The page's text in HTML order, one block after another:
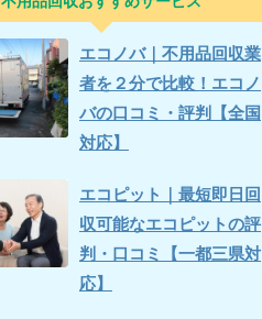
エコノバ｜不用品回収業
者を２分で比較！エコノ
バの口コミ・評判【全国
対応】
エコピット｜最短即日回
収可能なエコピットの評
判・口コミ【一都三県対
応】